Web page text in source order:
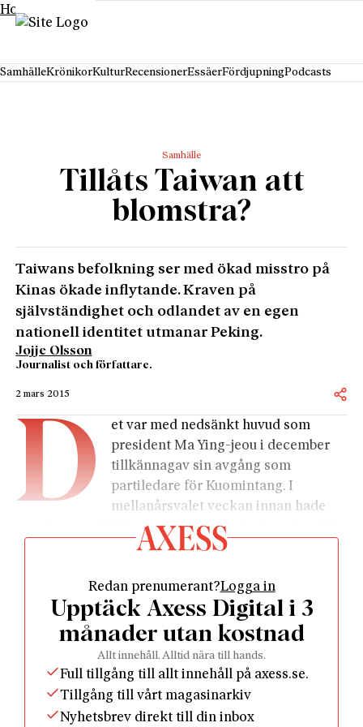
Hoppa till innehåll
SamhälleKrönikorKulturRecensionerEssäerFördjupningPodcasts
Samhälle
Tillåts Taiwan att
blomstra?
Taiwans befolkning ser med ökad misstro på
Kinas ökade inflytande. Kraven på
självständighet och odlandet av en egen
nationell identitet utmanar Peking.
Jojje Olsson
Journalist och författare.
2 mars 2015
D
et var med nedsänkt huvud som
president Ma Ying-jeou i december
tillkännagav sin avgång som
partiledare för Kuomintang. I
mellanårsvalet veckan innan hade
regeringspartiet bara mäktat med att vinna 6 av 22
platser, jämfört med 15 platser i samma val fyra år
borgmästarposterna i traditionellt starka fästen som
huvudstaden Taipei och miljonstaden Taichung.
Nederlaget var chockerande stort och berodde
delvis på trög tillväxt i kombination med växande
klassklyftor och stigande fastighetspriser. Men den
största enskilda anledningen till brakförlusten
bedöms vara närmandet mot Kina. Det har inte gett
Redan prenumerant?Logga in
Upptäck Axess Digital i 3
månader utan kostnad
Allt innehåll. Alltid nära till hands.
Full tillgång till allt innehåll på axess.se.
Tillgång till vårt magasinarkiv
Nyhetsbrev direkt till din inbox